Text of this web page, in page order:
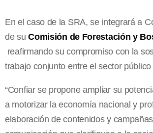
En el caso de la SRA, se integrará a
de suComisión de Forestación y
reafirmando su compromiso con la
trabajo conjunto entre el sector
“Confiar se propone ampliar su
a motorizar la economía nacional y
elaboración de contenidos y